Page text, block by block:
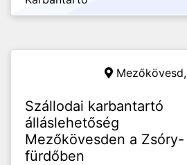
Mezőkövesd,
Szállodai karbantartó
álláslehetőség
Mezőkövesden a Zsóry-
fürdőben